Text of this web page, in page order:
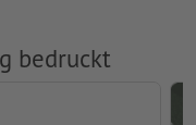
bedruckt